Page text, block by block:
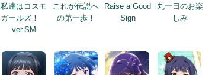
私達はコスモ
ガールズ！
ver.SM
これが伝説へ
の第一歩！
Raise a Good
Sign
丸一日のお楽
しみ